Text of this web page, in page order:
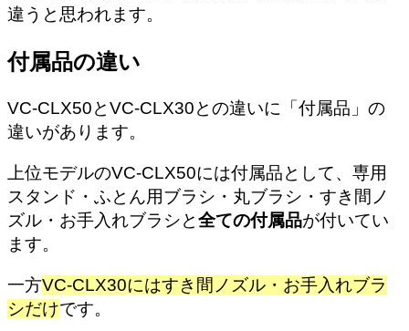
違うと思われます。
付属品の違い
VC-CLX50とVC-CLX30との違いに「付属品」の
違いがあります。
上位モデルのVC-CLX50には付属品として、専用
スタンド・ふとん用ブラシ・丸ブラシ・すき間ノ
ズル・お手入れブラシと全ての付属品が付いてい
ます。
一方VC-CLX30にはすき間ノズル・お手入れブラ
シだけです。